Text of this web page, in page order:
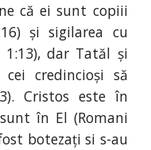
că ei sunt copiii
și sigilarea cu
1:13), dar Tatăl și
credincioși să
Cristos este în
în El (Romani
botezați si s-au